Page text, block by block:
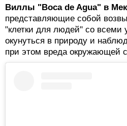
Виллы "Boca de Agua" в
представляющие собой
"клетки для людей" со всеми
окунуться в природу и
при этом вреда окружающей